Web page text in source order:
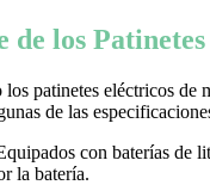
de los
patinetes eléctricos de
de las
con baterías de
la batería.